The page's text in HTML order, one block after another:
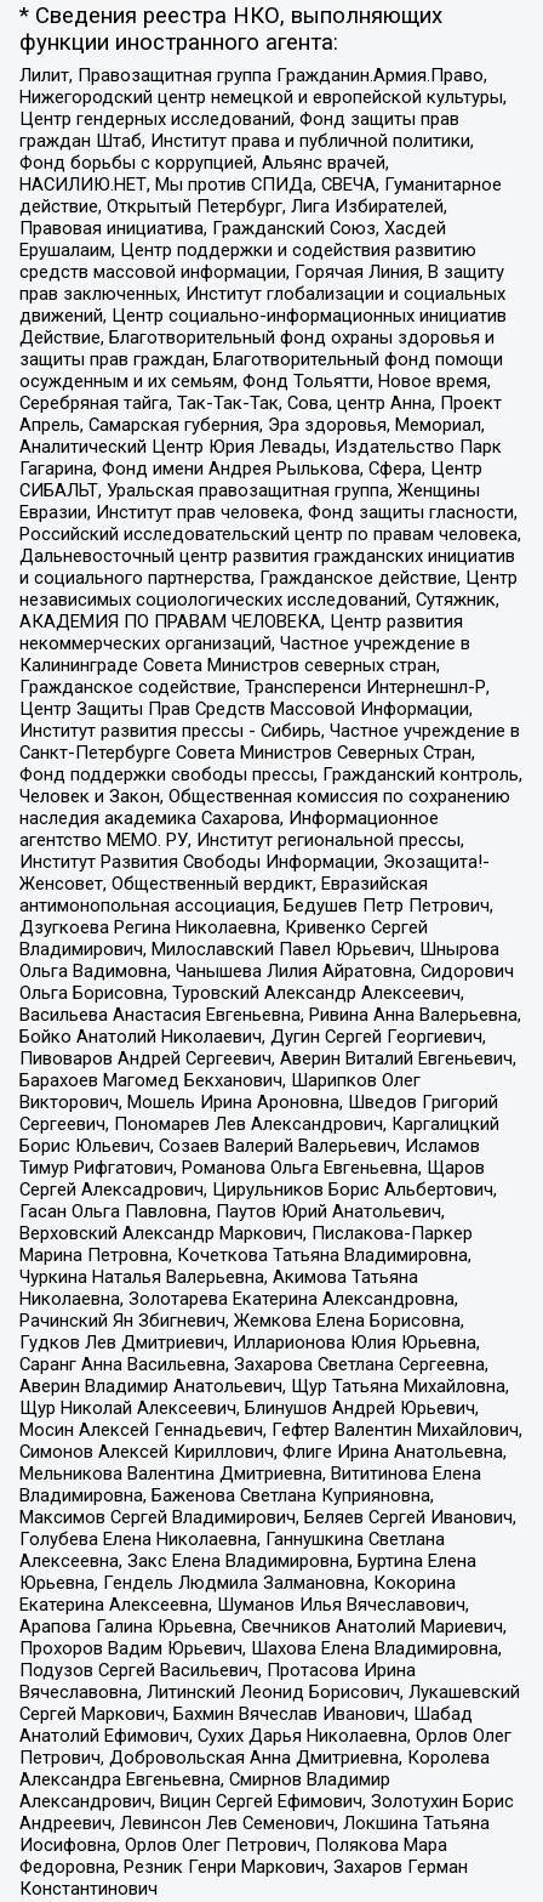
* Сведения реестра НКО, выполняющих
функции иностранного агента:
Лилит, Правозащитная группа Гражданин.Армия.Право,
Нижегородский центр немецкой и европейской культуры,
Центр гендерных исследований, Фонд защиты прав
граждан Штаб, Институт права и публичной политики,
Фонд борьбы с коррупцией, Альянс врачей,
НАСИЛИЮ.НЕТ, Мы против СПИДа, СВЕЧА, Гуманитарное
действие, Открытый Петербург, Лига Избирателей,
Правовая инициатива, Гражданский Союз, Хасдей
Ерушалаим, Центр поддержки и содействия развитию
средств массовой информации, Горячая Линия, В защиту
прав заключенных, Институт глобализации и социальных
движений, Центр социально-информационных инициатив
Действие, Благотворительный фонд охраны здоровья и
защиты прав граждан, Благотворительный фонд помощи
осужденным и их семьям, Фонд Тольятти, Новое время,
Серебряная тайга, Так-Так-Так, Сова, центр Анна, Проект
Апрель, Самарская губерния, Эра здоровья, Мемориал,
Аналитический Центр Юрия Левады, Издательство Парк
Гагарина, Фонд имени Андрея Рылькова, Сфера, Центр
СИБАЛЬТ, Уральская правозащитная группа, Женщины
Евразии, Институт прав человека, Фонд защиты гласности,
Российский исследовательский центр по правам человека,
Дальневосточный центр развития гражданских инициатив
и социального партнерства, Гражданское действие, Центр
независимых социологических исследований, Сутяжник,
АКАДЕМИЯ ПО ПРАВАМ ЧЕЛОВЕКА, Центр развития
некоммерческих организаций, Частное учреждение в
Калининграде Совета Министров северных стран,
Гражданское содействие, Трансперенси Интернешнл-Р,
Центр Защиты Прав Средств Массовой Информации,
Институт развития прессы - Сибирь, Частное учреждение в
Санкт-Петербурге Совета Министров Северных Стран,
Фонд поддержки свободы прессы, Гражданский контроль,
Человек и Закон, Общественная комиссия по сохранению
наследия академика Сахарова, Информационное
агентство МЕМО. РУ, Институт региональной прессы,
Институт Развития Свободы Информации, Экозащита!-
Женсовет, Общественный вердикт, Евразийская
антимонопольная ассоциация, Бедушев Петр Петрович,
Дзугкоева Регина Николаевна, Кривенко Сергей
Владимирович, Милославский Павел Юрьевич, Шнырова
Ольга Вадимовна, Чанышева Лилия Айратовна, Сидорович
Ольга Борисовна, Туровский Александр Алексеевич,
Васильева Анастасия Евгеньевна, Ривина Анна Валерьевна,
Бойко Анатолий Николаевич, Дугин Сергей Георгиевич,
Пивоваров Андрей Сергеевич, Аверин Виталий Евгеньевич,
Барахоев Магомед Бекханович, Шарипков Олег
Викторович, Мошель Ирина Ароновна, Шведов Григорий
Сергеевич, Пономарев Лев Александрович, Каргалицкий
Борис Юльевич, Созаев Валерий Валерьевич, Исламов
Тимур Рифгатович, Романова Ольга Евгеньевна, Щаров
Сергей Алексадрович, Цирульников Борис Альбертович,
Гасан Ольга Павловна, Паутов Юрий Анатольевич,
Верховский Александр Маркович, Пислакова-Паркер
Марина Петровна, Кочеткова Татьяна Владимировна,
Чуркина Наталья Валерьевна, Акимова Татьяна
Николаевна, Золотарева Екатерина Александровна,
Рачинский Ян Збигневич, Жемкова Елена Борисовна,
Гудков Лев Дмитриевич, Илларионова Юлия Юрьевна,
Саранг Анна Васильевна, Захарова Светлана Сергеевна,
Аверин Владимир Анатольевич, Щур Татьяна Михайловна,
Щур Николай Алексеевич, Блинушов Андрей Юрьевич,
Мосин Алексей Геннадьевич, Гефтер Валентин Михайлович,
Симонов Алексей Кириллович, Флиге Ирина Анатольевна,
Мельникова Валентина Дмитриевна, Вититинова Елена
Владимировна, Баженова Светлана Куприяновна,
Максимов Сергей Владимирович, Беляев Сергей Иванович,
Голубева Елена Николаевна, Ганнушкина Светлана
Алексеевна, Закс Елена Владимировна, Буртина Елена
Юрьевна, Гендель Людмила Залмановна, Кокорина
Екатерина Алексеевна, Шуманов Илья Вячеславович,
Арапова Галина Юрьевна, Свечников Анатолий Мариевич,
Прохоров Вадим Юрьевич, Шахова Елена Владимировна,
Подузов Сергей Васильевич, Протасова Ирина
Вячеславовна, Литинский Леонид Борисович, Лукашевский
Сергей Маркович, Бахмин Вячеслав Иванович, Шабад
Анатолий Ефимович, Сухих Дарья Николаевна, Орлов Олег
Петрович, Добровольская Анна Дмитриевна, Королева
Александра Евгеньевна, Смирнов Владимир
Александрович, Вицин Сергей Ефимович, Золотухин Борис
Андреевич, Левинсон Лев Семенович, Локшина Татьяна
Иосифовна, Орлов Олег Петрович, Полякова Мара
Федоровна, Резник Генри Маркович, Захаров Герман
Константинович